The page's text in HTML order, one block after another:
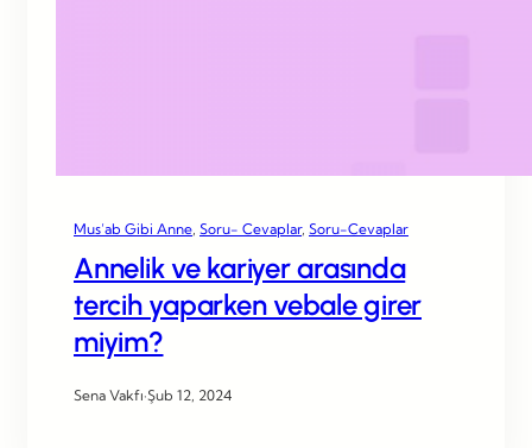
Mus’ab Gibi Anne Soru- Cevaplar, Soru-Cevaplar
Annelik ve kariyer arasında
tercih yaparken vebale girer
miyim?
Sena Vakfı·Şub 12, 2024